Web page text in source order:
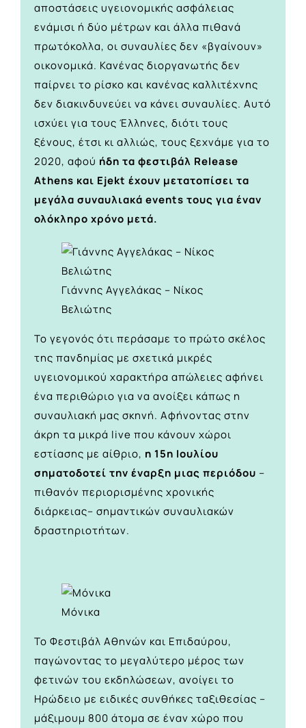
αποστάσεις υγειονομικής ασφάλειας
ενάμισι ή δύο μέτρων και άλλα πιθανά
πρωτόκολλα, οι συναυλίες δεν «βγαίνουν»
οικονομικά. Κανένας διοργανωτής δεν
παίρνει το ρίσκο και κανένας καλλιτέχνης
δεν διακινδυνεύει να κάνει συναυλίες. Αυτό
ισχύει για τους Έλληνες, διότι τους
ξένους, έτσι κι αλλιώς, τους ξεχνάμε για το
2020, αφού ήδη τα φεστιβάλ Release
Athens και Ejekt έχουν μετατοπίσει τα
μεγάλα συναυλιακά events τους για έναν
ολόκληρο χρόνο μετά.
Γιάννης Αγγελάκας – Νίκος
Βελιώτης
Το γεγονός ότι περάσαμε το πρώτο σκέλος
της πανδημίας με σχετικά μικρές
υγειονομικού χαρακτήρα απώλειες αφήνει
ένα περιθώριο για να ανοίξει κάπως η
συναυλιακή μας σκηνή. Αφήνοντας στην
άκρη τα μικρά live που κάνουν χώροι
εστίασης με αίθριο, η 15η Ιουλίου
σηματοδοτεί την έναρξη μιας περιόδου –
πιθανόν περιορισμένης χρονικής
διάρκειας– σημαντικών συναυλιακών
δραστηριοτήτων.
Μόνικα
Το Φεστιβάλ Αθηνών και Επιδαύρου,
παγώνοντας το μεγαλύτερο μέρος των
φετινών του εκδηλώσεων, ανοίγει το
Ηρώδειο με ειδικές συνθήκες ταξιθεσίας –
μάξιμουμ 800 άτομα σε έναν χώρο που